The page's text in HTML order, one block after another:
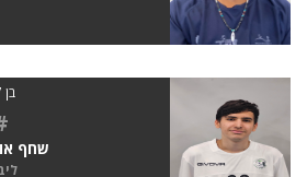
בן 17
שחף